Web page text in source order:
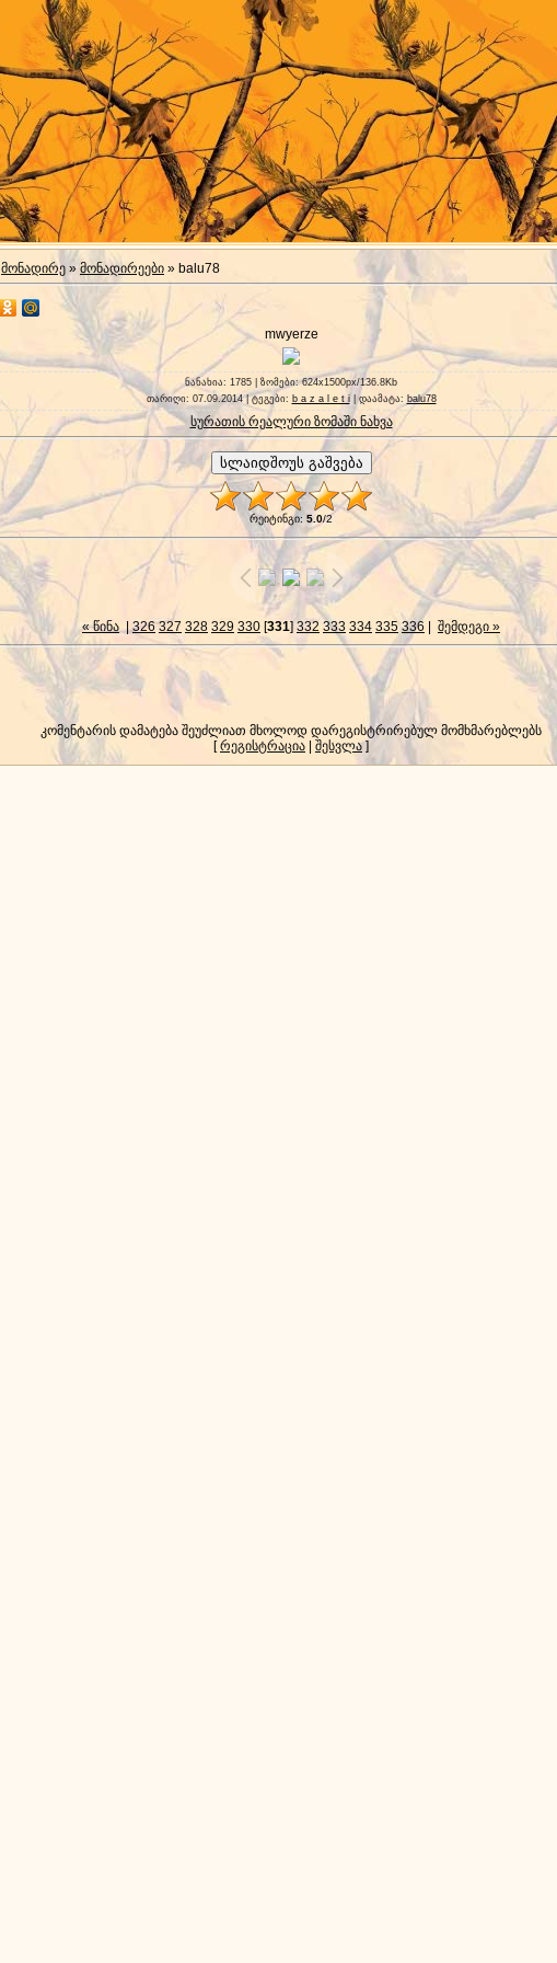
მონადირე » მონადირეები » balu78
mwyerze
ნანახია: 1785 | ზომები: 624x1500px/136.8Kb
თარიღი: 07.09.2014 |ტეგები: b a z a l e t i| დაამატა: balu78
სურათის რეალური ზომაში ნახვა
რეიტინგი: 5.0/2
« წინა |326 327 328 329 330 [331] 332 333 334 335 336 შემდეგი »
კომენტარის დამატება შეუძლიათ მხოლოდ დარეგისტრირებულ მომხმარებლებს
[რეგისტრაცია შესვლა]